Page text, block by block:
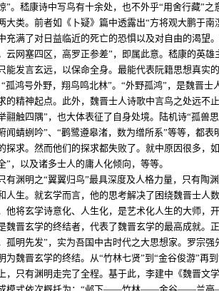
”。嵇康诗中写鸟有十余处，也不外乎“用舍行藏”
大类。前者如《卜疑》篇中透露出“方将观大鹏于
充满了对日益临近的死亡的恐惧以及对自由的渴望
云网塞四区，高罗正参差”，即属此意。嵇康的英雄
能发言玄远，以保命全身。最能代表阮籍思想真实
“孤鸿号外野，翔鸟鸣北林”。“外野孤鸿”，是魏晋
的精神起点。此外，魏晋士人诗歌中言鸟之处远不
翮触四隅”，也大体表征了自身处境。陆机诗“孤兽
闻蜻蛚吟”、“鹳鹭遵皋渚，数为缯所系”等等，都
探求。然而他们的探求都失败了。就中原因很多，
”，以及诸多士人的庸人化倾向，等等。
有渊明之“翼翼归鸟”最具深度及人格力量，只有陶
人生。就玄学而言，他的思考解决了困绕魏晋士人
他将玄学诗意化、人生化，是艺术化人生的大师，
魏晋玄学的终结者，代表了魏晋玄学的最高成就。
孤明先发”，实为吾国中古时代之大思想家。罗宗
为魏晋玄学的终结。从“竹林七贤”到“金谷俊游”再
，只有渊明走完了全程。基于此，李建中《魏晋文